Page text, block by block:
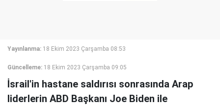
Yayınlanma: 18 Ekim 2023 Çarşamba 08:53
Güncelleme: 18 Ekim 2023 Çarşamba 09:05
İsrail'in hastane saldırısı sonrasında Arap
liderlerin ABD Başkanı Joe Biden ile